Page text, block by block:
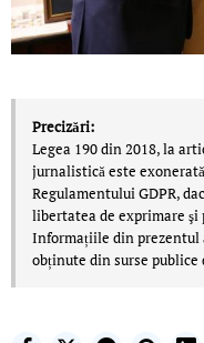
Precizări:
Legea 190 din 2018, la
jurnalistică este
Regulamentului GDPR,
libertatea de exprimare şi
Informațiile din prezentul
obținute din surse publice